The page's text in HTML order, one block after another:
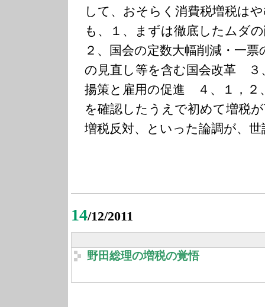
して、おそらく消費税増税は
も、１、まずは徹底したムダ
２、国会の定数大幅削減・一
の見直し等を含む国会改革 ３
揚策と雇用の促進 ４、１，２
を確認したうえで初めて増税
増税反対、といった論調が、
14/12/2011
野田総理の増税の覚悟